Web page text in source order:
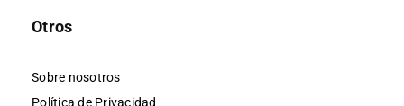
Otros
Sobre nosotros